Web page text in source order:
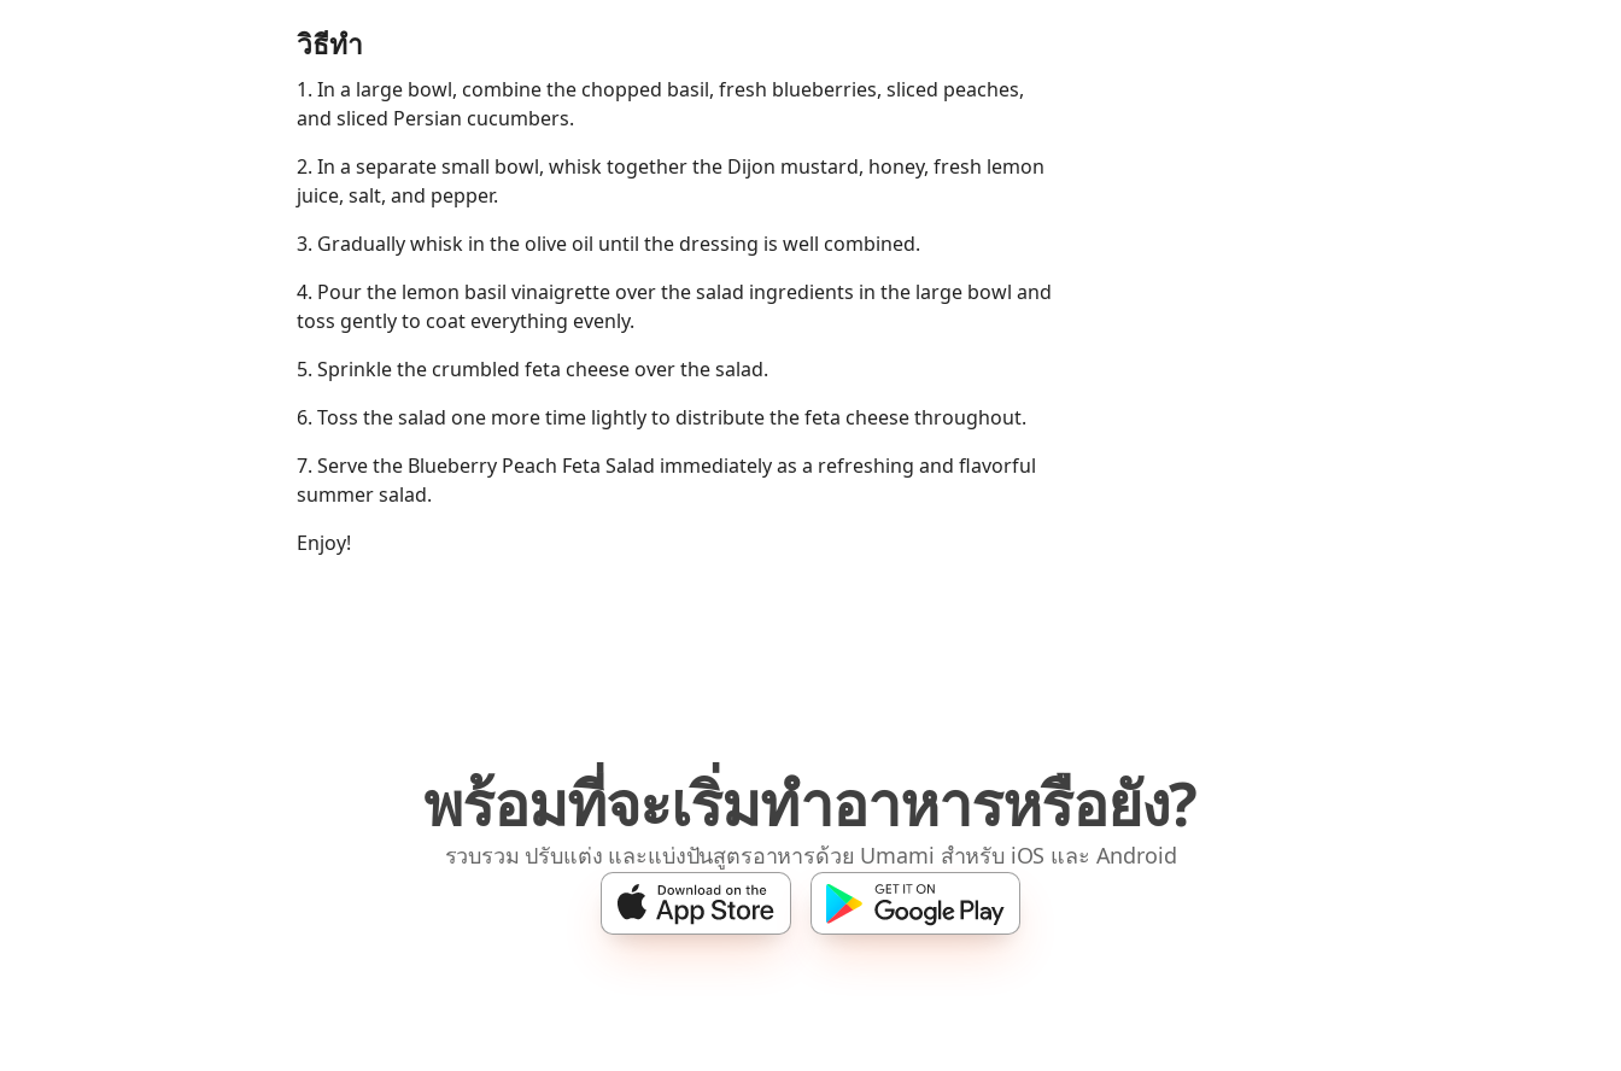
วิธีทำ
1. In a large bowl, combine the chopped basil, fresh blueberries, sliced peaches,
and sliced Persian cucumbers.
2. In a separate small bowl, whisk together the Dijon mustard, honey, fresh lemon
juice, salt, and pepper.
3. Gradually whisk in the olive oil until the dressing is well combined.
4. Pour the lemon basil vinaigrette over the salad ingredients in the large bowl and
toss gently to coat everything evenly.
5. Sprinkle the crumbled feta cheese over the salad.
6. Toss the salad one more time lightly to distribute the feta cheese throughout.
7. Serve the Blueberry Peach Feta Salad immediately as a refreshing and flavorful
summer salad.
Enjoy!
พร้อมที่จะเริ่มทำอาหารหรือยัง?
รวบรวม ปรับแต่ง และแบ่งปันสูตรอาหารด้วย Umami สำหรับ iOS และ Android